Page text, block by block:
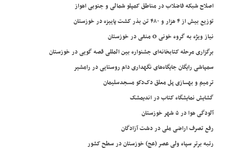
اصلاح شبکه فاضلاب در مناطق کمپلو شمالی و جنوبی اهواز
توزیع بیش از ۴ هزار و ۴۸۰ تن بذر کشت پاییزه در خوزستان
نیاز ویژه به گروه خونی O منفی در خوزستان
برگزاری مرحله کتابخانه‌ای جشنواره بین المللی قصه گویی در خوزستان
سمپاشی رایگان جایگاه‌های نگهداری دام روستایی در رامشیر
ترمیم و بهسازی پل معلق دک‌دکو مسجدسلیمان
گشایش نمایشگاه کتاب در اندیمشک
آلودگی هوا در ۵ شهر خوزستان
رفع تصرف اراضی ملی در دشت آزادگان
رتبه برتر سپاه ولی عصر (عج) خوزستان در سطح کشور